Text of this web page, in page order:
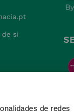
de redes
de si